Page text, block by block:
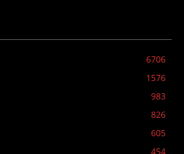
6706
1576
983
826
605
454